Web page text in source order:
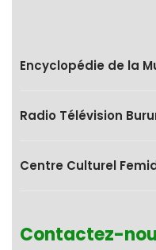
Encyclopédie de la
Radio Télévision
Centre Culturel
Contactez-